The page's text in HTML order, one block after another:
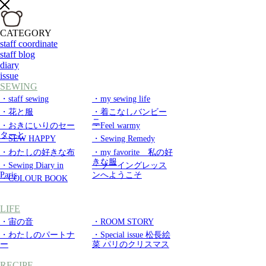
CATEGORY
staff coordinate
staff blog
diary
issue
SEWING
・staff sewing
・my sewing life
・花と服
・着こなしバンビー
ニ
・おきにいりのセー
ターと
・Feel warmy
・SEW HAPPY
・Sewing Remedy
・わたしの好きな布
・my favorite 私の好
きな服
・Sewing Diary in
Paris
・ソーイングレッス
ンへようこそ
・COLOUR BOOK
LIFE
・宙の音
・ROOM STORY
・わたしのパートナ
ー
・Special issue 松長絵
菜 パリのクリスマス